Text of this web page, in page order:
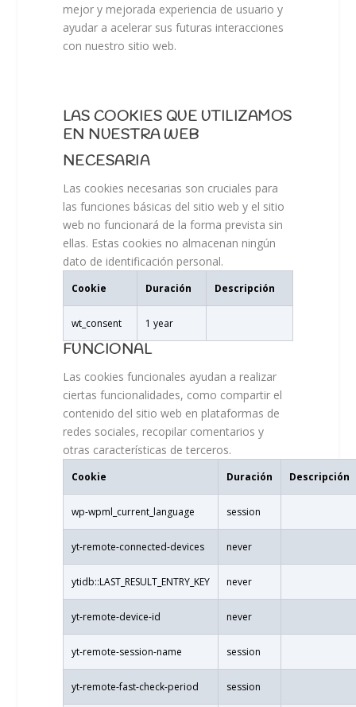
mejor y mejorada experiencia de usuario y
ayudar a acelerar sus futuras interacciones
con nuestro sitio web.
LAS COOKIES QUE UTILIZAMOS
EN NUESTRA WEB
NECESARIA
Las cookies necesarias son cruciales para
las funciones básicas del sitio web y el sitio
web no funcionará de la forma prevista sin
ellas. Estas cookies no almacenan ningún
dato de identificación personal.
Cookie Duración Descripción
wt_consent 1 year
FUNCIONAL
Las cookies funcionales ayudan a realizar
ciertas funcionalidades, como compartir el
contenido del sitio web en plataformas de
redes sociales, recopilar comentarios y
otras características de terceros.
Cookie Duración Descripción
wp-wpml_current_language session
yt-remote-connected-devices never
ytidb::LAST_RESULT_ENTRY_KEY never
yt-remote-device-id never
yt-remote-session-name session
yt-remote-fast-check-period session